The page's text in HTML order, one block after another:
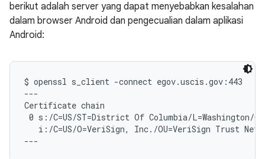
berikut adalah server yang dapat menyebabkan kesalahan
dalam browser Android dan pengecualian dalam aplikasi
Android:
$ openssl s_client -connect egov.uscis.gov:443
---
Certificate chain
0 s:/C=US/ST=District Of Columbia/L=Washington/
i:/C=US/O=VeriSign, Inc./OU=VeriSign Trust